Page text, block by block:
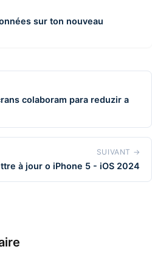
sur ton nouveau
colaboram para reduzir a
SUIVANT →
à jour o iPhone 5 - iOS 2024